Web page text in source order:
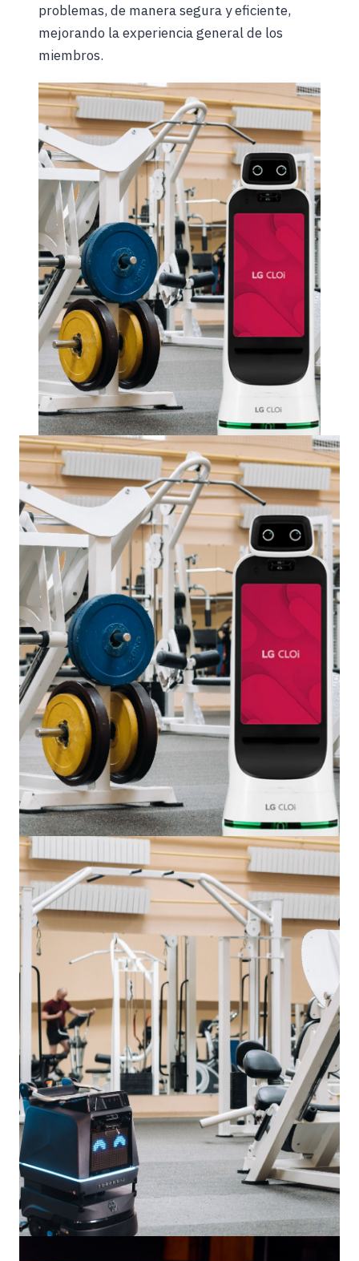
problemas, de manera segura y eficiente,
mejorando la experiencia general de los
miembros.